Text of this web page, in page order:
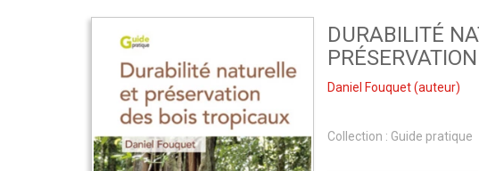
DURABILITÉ
Daniel Fouquet(auteur)
Collection : Guide pratique